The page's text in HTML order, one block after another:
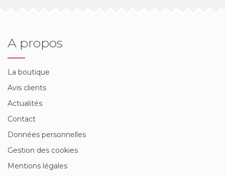
A propos
La boutique
Avis clients
Actualités
Contact
Données personnelles
Gestion des cookies
Mentions légales